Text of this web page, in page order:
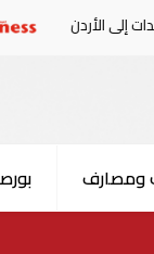
أمير
ومصارف